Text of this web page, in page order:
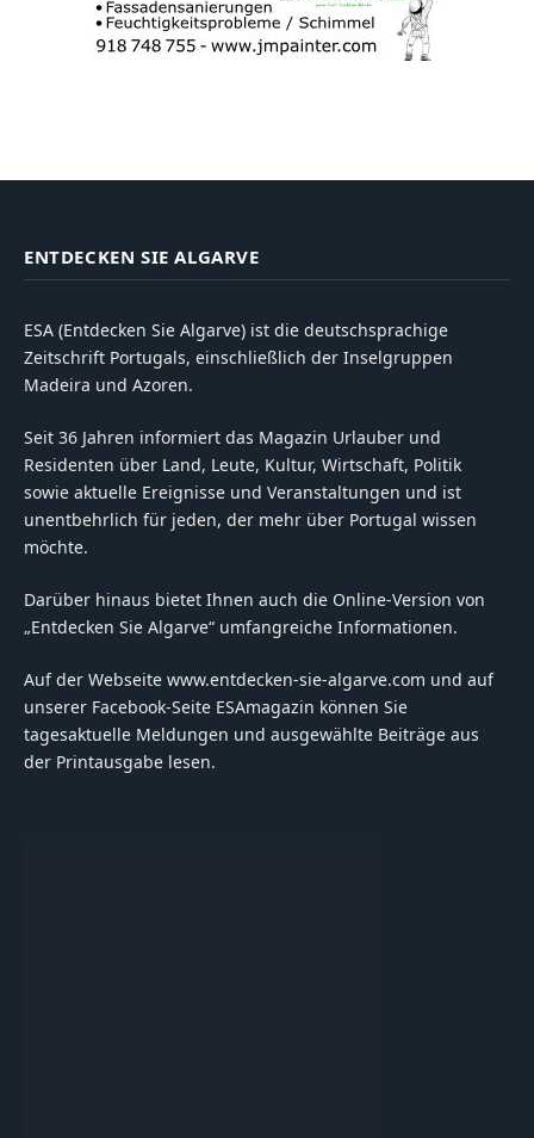
ENTDECKEN SIE ALGARVE
ESA (Entdecken Sie Algarve) ist die deutschsprachige
Zeitschrift Portugals, einschließlich der Inselgruppen
Madeira und Azoren.
Seit 36 Jahren informiert das Magazin Urlauber und
Residenten über Land, Leute, Kultur, Wirtschaft, Politik
sowie aktuelle Ereignisse und Veranstaltungen und ist
unentbehrlich für jeden, der mehr über Portugal wissen
möchte.
Darüber hinaus bietet Ihnen auch die Online-Version von
„Entdecken Sie Algarve“ umfangreiche Informationen.
Auf der Webseite www.entdecken-sie-algarve.com und auf
unserer Facebook-Seite ESAmagazin können Sie
tagesaktuelle Meldungen und ausgewählte Beiträge aus
der Printausgabe lesen.